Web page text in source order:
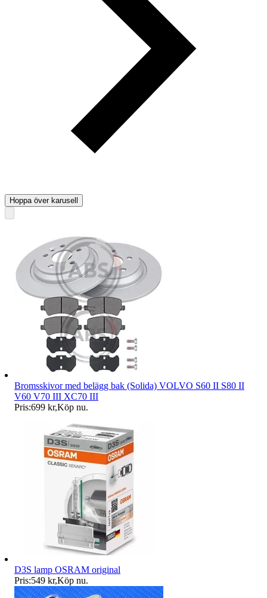
Hoppa över karusell
Bromsskivor med belägg bak (Solida) VOLVO S60 II S80 II
V60 V70 III XC70 III
Pris:699 kr,Köp nu.
D3S lamp OSRAM original
Pris:549 kr,Köp nu.